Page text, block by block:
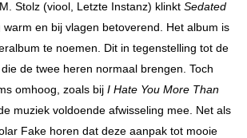
Stolz (viool, Letzte Instanz) klinkt Sedated
warm en bij vlagen betoverend. Het album is
te noemen. Dit in tegenstelling tot de
de twee heren normaal brengen. Toch
omhoog, zoals bij I Hate You More Than
muziek voldoende afwisseling mee. Net als
Fake horen dat deze aanpak tot mooie